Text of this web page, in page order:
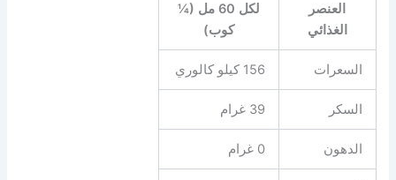
العنصر
الغذائي
لكل 60 مل (¼
كوب)
السعرات 156 كيلو كالوري
السكر 39 غرام
الدهون 0 غرام